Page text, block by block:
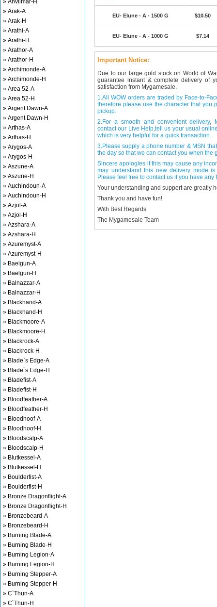
» Anvilmar-H
» Arak-A
» Arak-H
» Arathi-A
» Arathi-H
» Arathor-A
» Arathor-H
» Archimonde-A
» Archimonde-H
» Area 52-A
» Area 52-H
» Argent Dawn-A
» Argent Dawn-H
» Arthas-A
» Arthas-H
» Arygos-A
» Arygos-H
» Aszune-A
» Aszune-H
» Auchindoun-A
» Auchindoun-H
» Azjol-A
» Azjol-H
» Azshara-A
» Azshara-H
» Azuremyst-A
» Azuremyst-H
» Baelgun-A
» Baelgun-H
» Balnazzar-A
» Balnazzar-H
» Blackhand-A
» Blackhand-H
» Blackmoore-A
» Blackmoore-H
» Blackrock-A
» Blackrock-H
» Blade`s Edge-A
» Blade`s Edge-H
» Bladefist-A
» Bladefist-H
» Bloodfeather-A
» Bloodfeather-H
» Bloodhoof-A
» Bloodhoof-H
» Bloodscalp-A
» Bloodscalp-H
» Blutkessel-A
» Blutkessel-H
» Boulderfist-A
» Boulderfist-H
» Bronze Dragonflight-A
» Bronze Dragonflight-H
» Bronzebeard-A
» Bronzebeard-H
» Burning Blade-A
» Burning Blade-H
» Burning Legion-A
» Burning Legion-H
» Burning Stepper-A
» Burning Stepper-H
» C`Thun-A
» C`Thun-H
EU- Elune - A - 1500 G $10.50
EU- Elune - A - 1000 G $7.14
Important Notice:
Due to our large gold stock on World of
guarantee instant & complete delivery of
satisfaction from Mygamesale.
1.All WOW orders are traded by Face-to-
therefore please use the character that you
pickup.
2.For a smooth and convenient delivery,
contact our Live Help,tell us your usual
which is very helpful for a quick transaction.
3.Please supply a phone number & MSN
the day so that we can contact you when the
Sincere apologies if this may cause any
may understand this new delivery mode
Please feel free to contact us if you have any
Your understanding and support are greatly
Thank you and have fun!
With Best Regards
The Mygamesale Team